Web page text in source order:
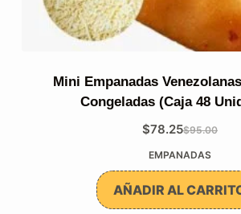
Mini Empanadas
Congeladas (Caja 48
$95.00
El
precio
original
era:
$78.25
El
precio
actual
es:
EMPANADAS
AÑADIR AL